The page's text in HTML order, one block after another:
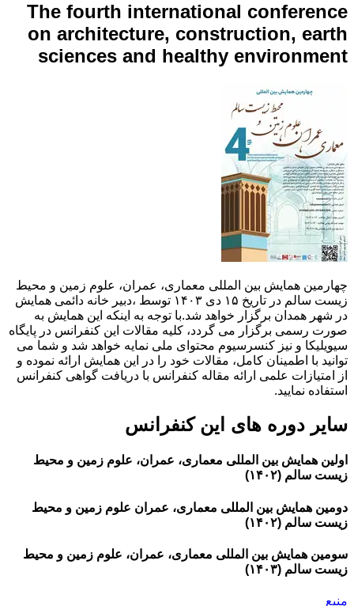
The fourth international conference
on architecture, construction, earth
sciences and healthy environment
چهارمین همایش بین المللی معماری، عمران، علوم زمین و محیط
زیست سالم در تاریخ ۱۵ دی ۱۴۰۳ توسط ،دبیر خانه دائمی همایش
در شهر همدان برگزار خواهد شد.با توجه به اینکه این همایش به
صورت رسمی برگزار می گردد، کلیه مقالات این کنفرانس در پایگاه
سیویلیکا و نیز کنسرسیوم محتوای ملی نمایه خواهد شد و شما می
توانید با اطمینان کامل، مقالات خود را در این همایش ارائه نموده و
از امتیازات علمی ارائه مقاله کنفرانس با دریافت گواهی کنفرانس
استفاده نمایید.
سایر دوره های این کنفرانس
اولین همایش بین المللی معماری، عمران، علوم زمین و محیط
زیست سالم (۱۴۰۲)
دومین همایش بین المللی معماری، عمران علوم زمین و محیط
زیست سالم (۱۴۰۲)
سومین همایش بین المللی معماری، عمران، علوم زمین و محیط
زیست سالم (۱۴۰۳)
منبع